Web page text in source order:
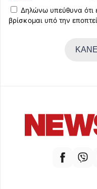
Δηλώνω υπεύθυνα ότι
βρίσκομαι υπό την